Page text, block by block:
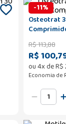
-11%
Osteotrat
R$113,88
R$
ou4x deR$
Economia de